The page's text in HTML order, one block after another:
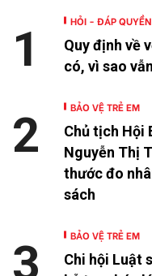
HỎI - ĐÁP QUYỀN
Quy định về
có, vì sao
1
BẢO VỆ TRẺ EM
Chủ tịch Hội
Nguyễn Thị
thước đo
sách
2
BẢO VỆ TRẺ EM
Chi hội Luật
3